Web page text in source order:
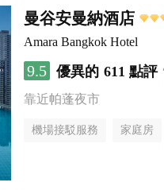
曼谷安曼納酒店
Amara Bangkok Hotel
9.5 優異的 611 點評
靠近帕蓬夜市
機場接駁服務 家庭房